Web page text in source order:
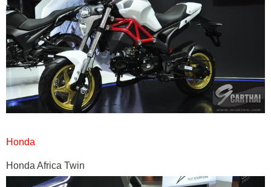
Honda
Honda Africa Twin